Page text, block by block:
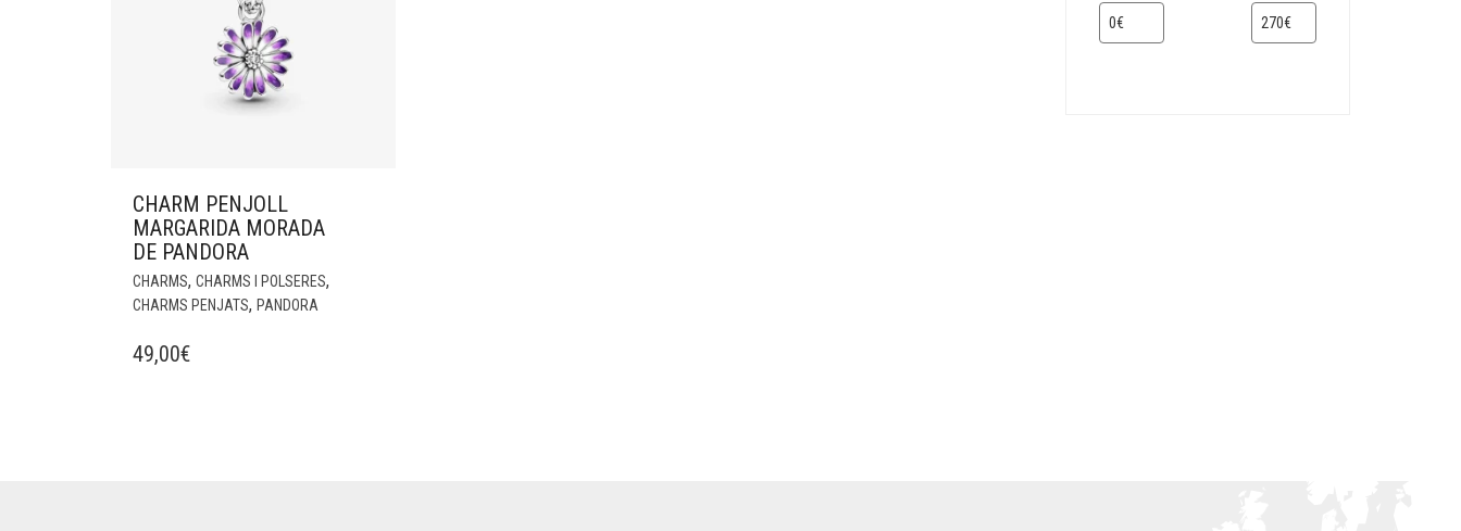
CHARM PENJOLL
MARGARIDA MORADA
DE PANDORA
CHARMS, CHARMS I POLSERES,
CHARMS PENJATS, PANDORA
49,00€